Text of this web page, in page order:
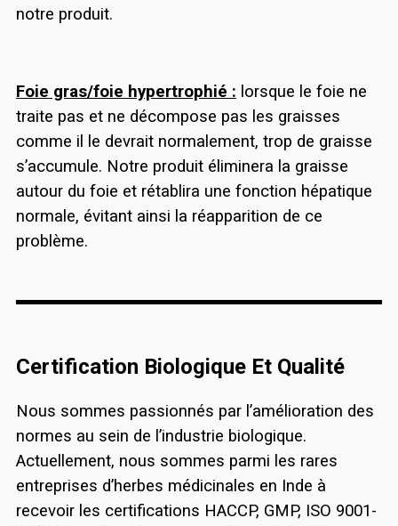
notre produit.
Foie gras/foie hypertrophié : lorsque le foie ne
traite pas et ne décompose pas les graisses
comme il le devrait normalement, trop de graisse
s’accumule. Notre produit éliminera la graisse
autour du foie et rétablira une fonction hépatique
normale, évitant ainsi la réapparition de ce
problème.
Certification Biologique Et Qualité
Nous sommes passionnés par l’amélioration des
normes au sein de l’industrie biologique.
Actuellement, nous sommes parmi les rares
entreprises d’herbes médicinales en Inde à
recevoir les certifications HACCP, GMP, ISO 9001-